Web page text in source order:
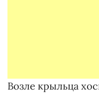
Возле крыльца